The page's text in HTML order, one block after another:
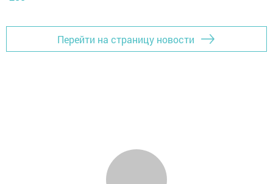
Перейти на страницу новости